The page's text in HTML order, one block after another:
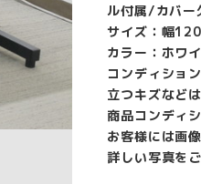
ル付属/カバー
サイズ：幅
カラー：ホワ
コンディショ
立つキズなど
商品コンディ
お客様には画
詳しい写真を